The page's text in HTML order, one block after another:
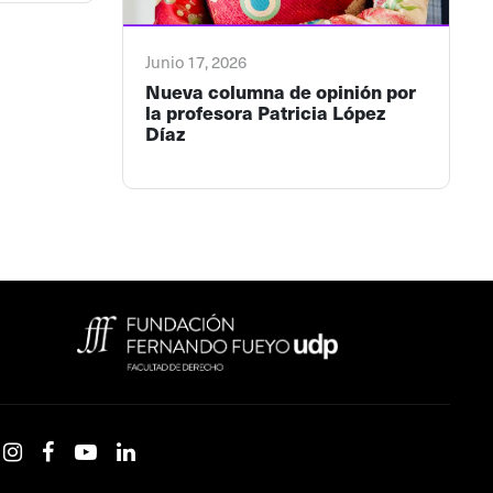
Junio 17, 2026
Nueva columna de opinión por
la profesora Patricia López
Díaz